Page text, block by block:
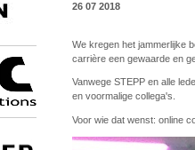
26 07 2018
We kregen het jammerlijke
carrière een gewaarde en
Vanwege STEPP en alle
en voormalige collega's.
Voor wie dat wenst: online